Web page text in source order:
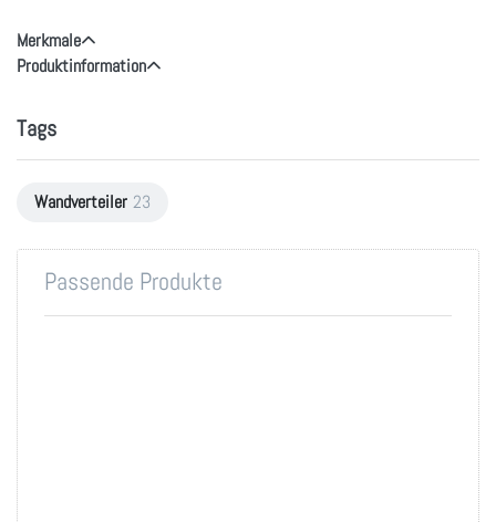
Merkmale
Produktinformation
Tags
Wandverteiler 23
Passende Produkte